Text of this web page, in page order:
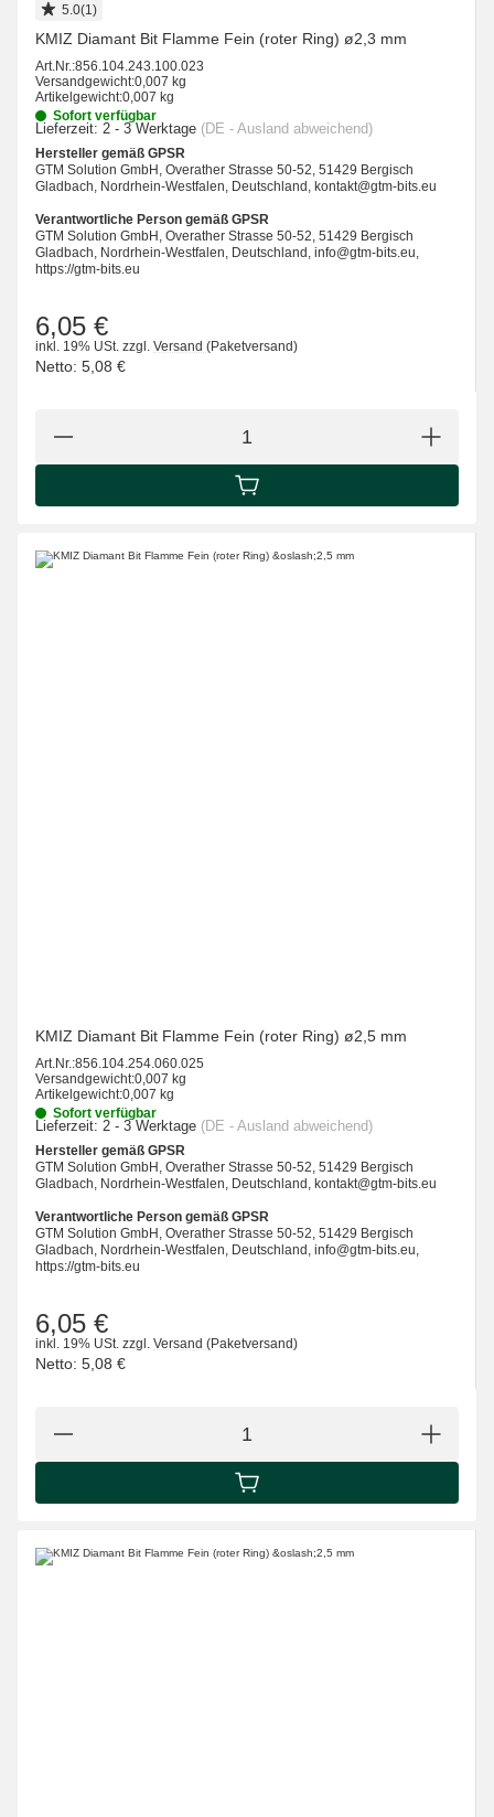
5.0(1)
KMIZ Diamant Bit Flamme Fein (roter Ring) ø2,3 mm
Art.Nr.:856.104.243.100.023
Versandgewicht:0,007 kg
Artikelgewicht:0,007 kg
Sofort verfügbar
Lieferzeit: 2 - 3 Werktage (DE - Ausland abweichend)
Hersteller gemäß GPSR
GTM Solution GmbH, Overather Strasse 50-52, 51429 Bergisch
Gladbach, Nordrhein-Westfalen, Deutschland, kontakt@gtm-bits.eu
Verantwortliche Person gemäß GPSR
GTM Solution GmbH, Overather Strasse 50-52, 51429 Bergisch
Gladbach, Nordrhein-Westfalen, Deutschland, info@gtm-bits.eu,
https://gtm-bits.eu
6,05 €
inkl. 19% USt. zzgl. Versand (Paketversand)
Netto: 5,08 €
IN DEN WARENKORB
KMIZ Diamant Bit Flamme Fein (roter Ring) ø2,5 mm
Art.Nr.:856.104.254.060.025
Versandgewicht:0,007 kg
Artikelgewicht:0,007 kg
Sofort verfügbar
Lieferzeit: 2 - 3 Werktage (DE - Ausland abweichend)
Hersteller gemäß GPSR
GTM Solution GmbH, Overather Strasse 50-52, 51429 Bergisch
Gladbach, Nordrhein-Westfalen, Deutschland, kontakt@gtm-bits.eu
Verantwortliche Person gemäß GPSR
GTM Solution GmbH, Overather Strasse 50-52, 51429 Bergisch
Gladbach, Nordrhein-Westfalen, Deutschland, info@gtm-bits.eu,
https://gtm-bits.eu
6,05 €
inkl. 19% USt. zzgl. Versand (Paketversand)
Netto: 5,08 €
IN DEN WARENKORB